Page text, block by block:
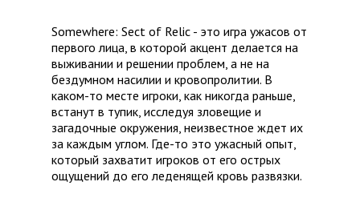
Somewhere: Sect of Relic - это игра ужасов от
первого лица, в которой акцент делается на
выживании и решении проблем, а не на
бездумном насилии и кровопролитии. В
каком-то месте игроки, как никогда раньше,
встанут в тупик, исследуя зловещие и
загадочные окружения, неизвестное ждет их
за каждым углом. Где-то это ужасный опыт,
который захватит игроков от его острых
ощущений до его леденящей кровь развязки.